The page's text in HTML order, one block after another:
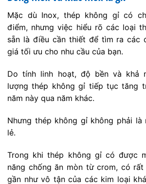
Mặc dù Inox, thép không gỉ có
điểm, nhưng việc hiểu rõ các loại
sẵn là điều cần thiết để tìm ra các
giá tối ưu cho nhu cầu của bạn.
Do tính linh hoạt, độ bền và khả
lượng thép không gỉ tiếp tục tăng
năm này qua năm khác.
Nhưng thép không gỉ không phải
lẻ.
Trong khi thép không gỉ có được
năng chống ăn mòn từ crom, có
gần như vô tận của các kim loại